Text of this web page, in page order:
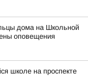
дома на Школьной
оповещения
школе на проспекте